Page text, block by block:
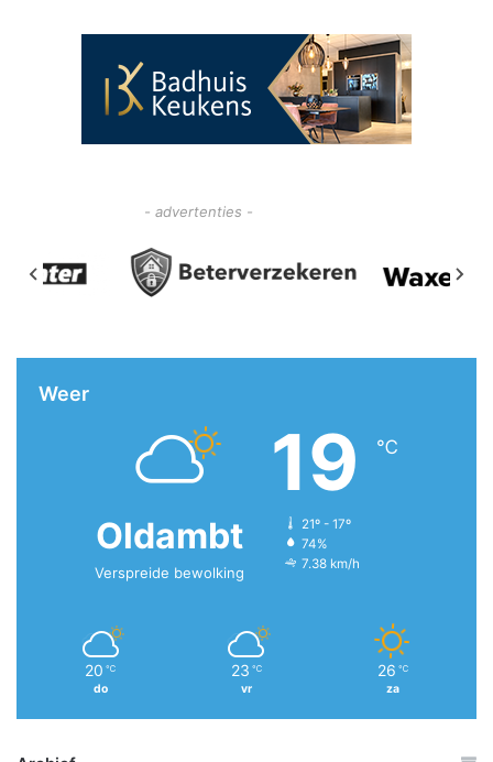
- advertenties -
Weer
Oldambt
Verspreide bewolking
19 ℃
21º - 17º
74%
7.38 km/h
20 ℃
do
23 ℃
vr
26 ℃
za